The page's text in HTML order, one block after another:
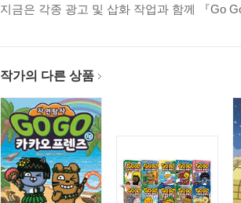
지금은 각종 광고 및 삽화 작업과 함께 『Go
작가의 다른 상품